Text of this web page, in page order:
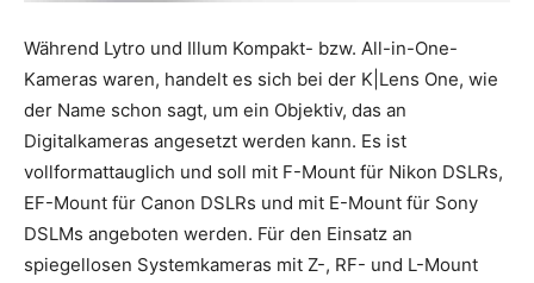
Während Lytro und Illum Kompakt- bzw. All-in-One-
Kameras waren, handelt es sich bei der K|Lens One, wie
der Name schon sagt, um ein Objektiv, das an
Digitalkameras angesetzt werden kann. Es ist
vollformattauglich und soll mit F-Mount für Nikon DSLRs,
EF-Mount für Canon DSLRs und mit E-Mount für Sony
DSLMs angeboten werden. Für den Einsatz an
spiegellosen Systemkameras mit Z-, RF- und L-Mount